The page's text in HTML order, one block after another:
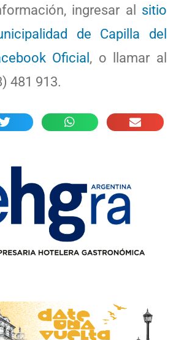
ingresar al sitio
de Capilla del
Oficial , o llamar al
481 913.